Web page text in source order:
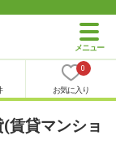
0
お気に入り
賃貸マンショ